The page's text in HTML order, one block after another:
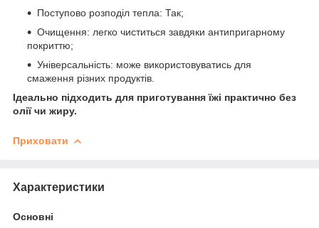
Поступово розподіл тепла: Так;
Очищення: легко чиститься завдяки антипригарному
покриттю;
Універсальність: може використовуватись для
смаження різних продуктів.
Ідеально підходить для приготування їжі практично без
олії чи жиру.
Приховати
Характеристики
Основні